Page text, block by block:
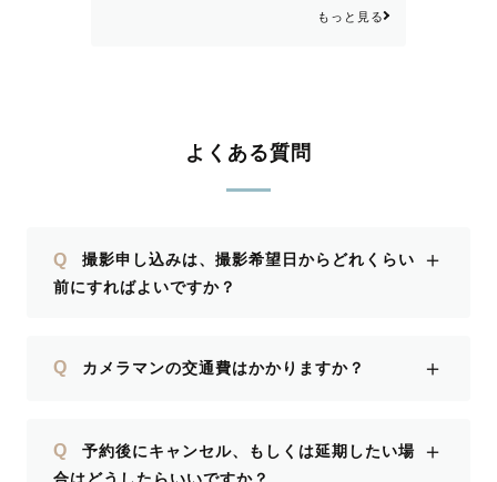
素敵でした！ありがとうございます！
もっと見る
よくある質問
Q
撮影申し込みは、撮影希望日からどれくらい
前にすればよいですか？
＋
Q カメラマンの交通費はかかりますか？ ＋
Q
予約後にキャンセル、もしくは延期したい場
合はどうしたらいいですか？
＋